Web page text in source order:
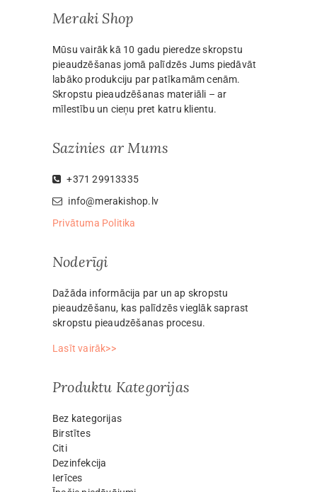
Meraki Shop
Mūsu vairāk kā 10 gadu pieredze skropstu
pieaudzēšanas jomā palīdzēs Jums piedāvāt
labāko produkciju par patīkamām cenām.
Skropstu pieaudzēšanas materiāli – ar
mīlestību un cieņu pret katru klientu.
Sazinies ar Mums
+371 29913335
info@merakishop.lv
Privātuma Politika
Noderīgi
Dažāda informācija par un ap skropstu
pieaudzēšanu, kas palīdzēs vieglāk saprast
skropstu pieaudzēšanas procesu.
Lasīt vairāk>>
Produktu Kategorijas
Bez kategorijas
Birstītes
Citi
Dezinfekcija
Ierīces